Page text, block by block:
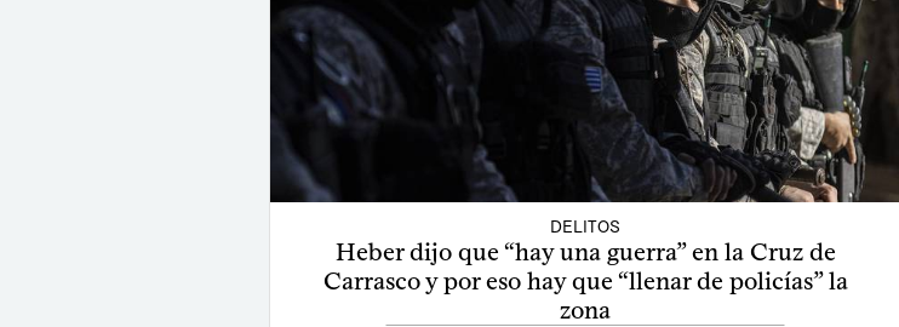
DELITOS
Heber dijo que “hay una guerra” en la Cruz de
Carrasco y por eso hay que “llenar de policías” la
zona